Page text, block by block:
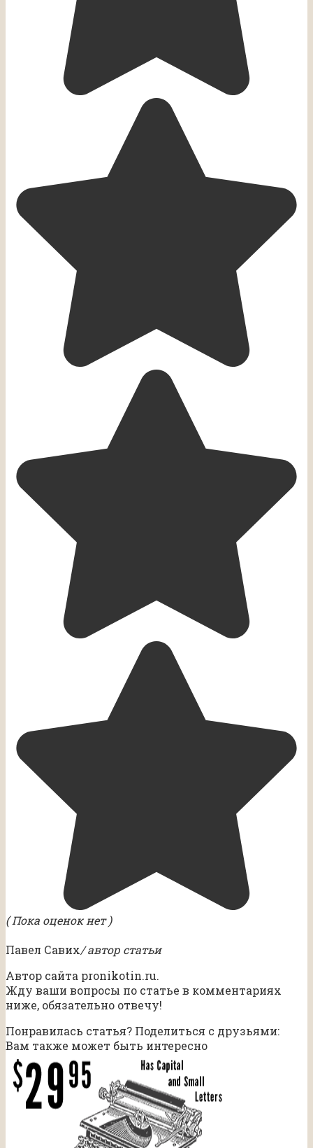
( Пока оценок нет )
Павел Савих/ автор статьи
Автор сайта pronikotin.ru.
Жду ваши вопросы по статье в комментариях
ниже, обязательно отвечу!
Понравилась статья? Поделиться с друзьями:
Вам также может быть интересно